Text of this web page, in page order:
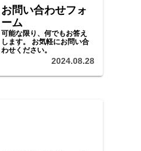
お問い合わせフォ
ーム
可能な限り、何でもお答え
します。 お気軽にお問い合
わせください。
2024.08.28